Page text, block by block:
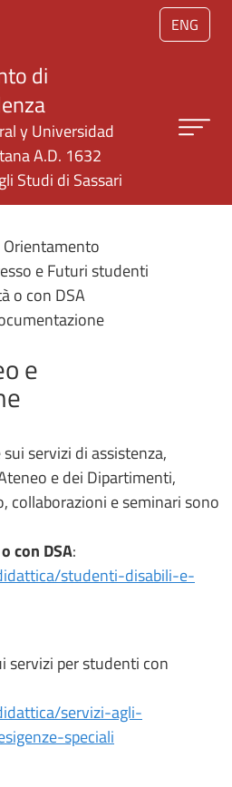
Salta al contenuto principale
ENG
di
y Universidad
A.D. 1632
Studi di Sassari
Orientamento
e Futuri studenti
o con DSA
e
servizi di assistenza,
e dei Dipartimenti,
collaborazioni e seminari sono
con DSA:
studenti-disabili-e-
servizi per studenti con
servizi-agli-
speciali